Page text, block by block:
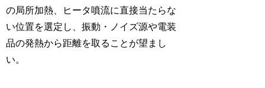
の局所加熱、ヒータ噴流に直接当たらな
い位置を選定し、振動・ノイズ源や電装
品の発熱から距離を取ることが望まし
い。